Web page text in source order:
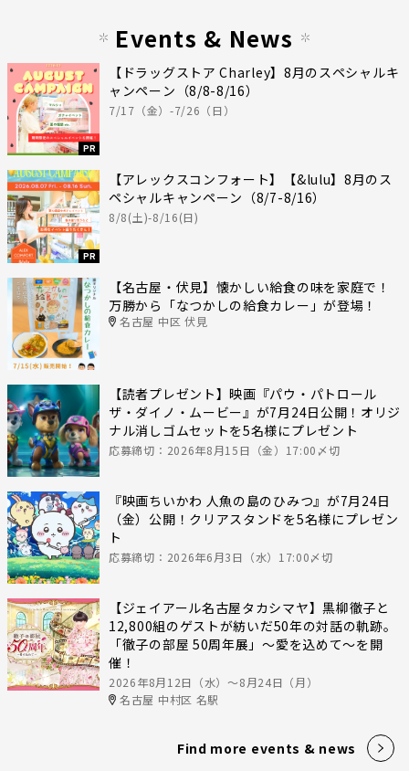
Events & News
PR
【ドラッグストア Charley】8月のスペシャルキ
ャンペーン（8/8-8/16）
7/17（金）-7/26（日）
PR
【アレックスコンフォート】【&lulu】8月のス
ペシャルキャンペーン（8/7-8/16）
8/8(土)-8/16(日)
【名古屋・伏見】懐かしい給食の味を家庭で！
万勝から「なつかしの給食カレー」が登場！
名古屋 中区 伏見
【読者プレゼント】映画『パウ・パトロール
ザ・ダイノ・ムービー』が7月24日公開！オリジ
ナル消しゴムセットを5名様にプレゼント
応募締切：2026年8月15日（金）17:00〆切
『映画ちいかわ 人魚の島のひみつ』が7月24日
（金）公開！クリアスタンドを5名様にプレゼン
ト
応募締切：2026年6月3日（水）17:00〆切
【ジェイアール名古屋タカシマヤ】黒柳徹子と
12,800組のゲストが紡いだ50年の対話の軌跡。
「徹子の部屋 50周年展」～愛を込めて～を開
催！
2026年8月12日（水）〜8月24日（月）
名古屋 中村区 名駅
Find more events & news